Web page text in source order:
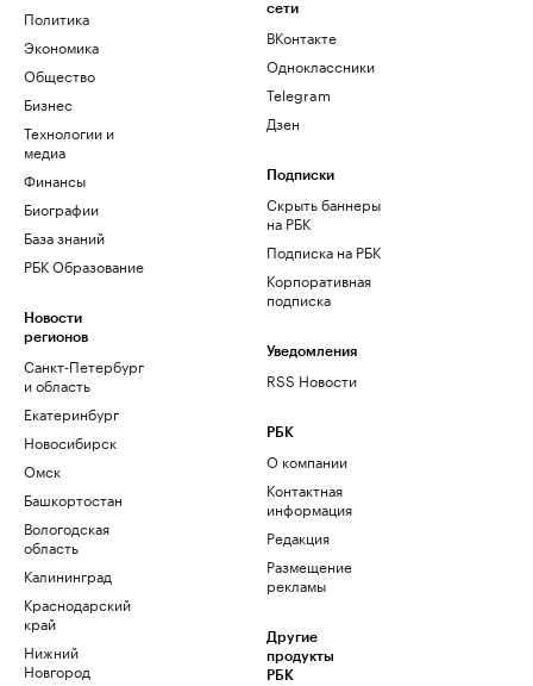
Политика
Экономика
Общество
Бизнес
Технологии и
медиа
Финансы
Биографии
База знаний
РБК Образование
Новости
регионов
Санкт-Петербург
и область
Екатеринбург
Новосибирск
Омск
Башкортостан
Вологодская
область
Калининград
Краснодарский
край
Нижний
Новгород
сети
ВКонтакте
Одноклассники
Telegram
Дзен
Подписки
Скрыть баннеры
на РБК
Подписка на РБК
Корпоративная
подписка
Уведомления
RSS Новости
РБК
О компании
Контактная
информация
Редакция
Размещение
рекламы
Другие
продукты
РБК